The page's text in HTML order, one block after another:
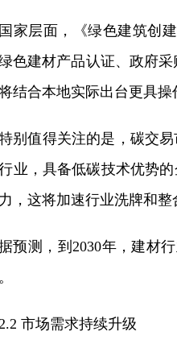
国家层面，《绿色建筑创
色建材产品认证、政府
结合本地实际出台更具操
别值得关注的是，碳交
业，具备低碳技术优势
，这将加速行业洗牌和整
预测，到2030年，建材
市场需求持续升级